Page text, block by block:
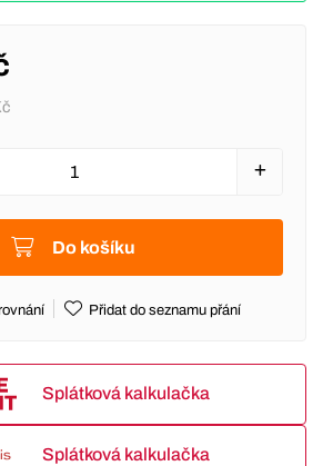
Do košíku
Přidat do seznamu přání
Splátková kalkulačka
Splátková kalkulačka